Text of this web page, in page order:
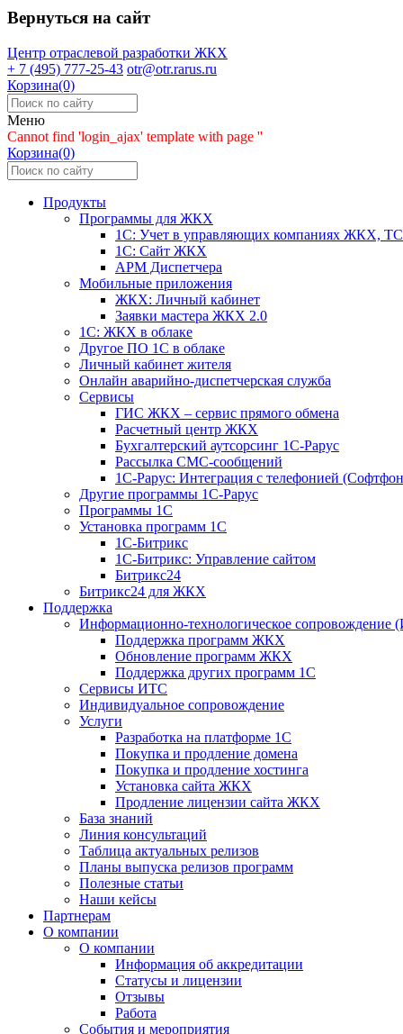
Вернуться на сайт
Центр отраслевой разработки ЖКХ
+ 7 (495) 777-25-43 otr@otr.rarus.ru
Корзина(0)
Меню
Cannot find 'login_ajax' template with page ''
Корзина(0)
Продукты
Программы для ЖКХ
1С: Учет в управляющих компаниях ЖКХ,
1С: Сайт ЖКХ
АРМ Диспетчера
Мобильные приложения
ЖКХ: Личный кабинет
Заявки мастера ЖКХ 2.0
1С: ЖКХ в облаке
Другое ПО 1С в облаке
Личный кабинет жителя
Онлайн аварийно-диспетчерская служба
Сервисы
ГИС ЖКХ – сервис прямого обмена
Расчетный центр ЖКХ
Бухгалтерский аутсорсинг 1С-Рарус
Рассылка СМС-сообщений
1С-Рарус: Интеграция с телефонией
Другие программы 1С-Рарус
Программы 1С
Установка программ 1С
1С-Битрикс
1С-Битрикс: Управление сайтом
Битрикс24
Битрикс24 для ЖКХ
Поддержка
Информационно-технологическое сопровождение
Поддержка программ ЖКХ
Обновление программ ЖКХ
Поддержка других программ 1С
Сервисы ИТС
Индивидуальное сопровождение
Услуги
Разработка на платформе 1С
Покупка и продление домена
Покупка и продление хостинга
Установка сайта ЖКХ
Продление лицензии сайта ЖКХ
База знаний
Линия консультаций
Таблица актуальных релизов
Планы выпуска релизов программ
Полезные статьи
Наши кейсы
Партнерам
О компании
О компании
Информация об аккредитации
Статусы и лицензии
Отзывы
Работа
События и мероприятия